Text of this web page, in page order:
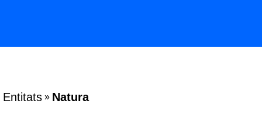
Entitats » Natura